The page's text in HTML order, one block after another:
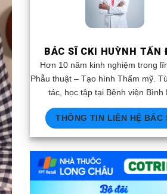
BÁC SĨ CKI HUỲNH TẤN
Hơn 10 năm kinh nghiệm trong
Phẫu thuật – Tạo hình Thẩm mỹ.
tác, học tập tại Bệnh viện Bình
THÔNG TIN LIÊN HỆ BÁC